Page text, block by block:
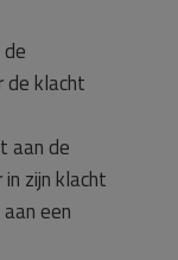
de klacht
aan de
zijn klacht
een